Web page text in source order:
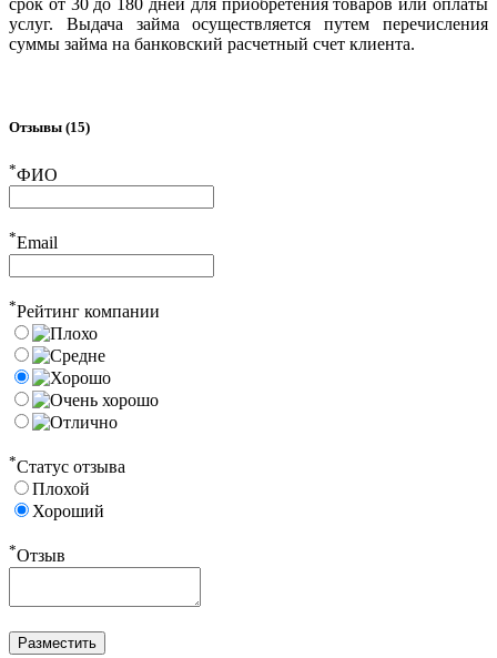
услуг. Выдача займа осуществляется путем перечисления
суммы займа на банковский расчетный счет клиента.
Отзывы (15)
*ФИО
*Email
*Рейтинг компании
*Статус отзыва
Плохой
Хороший
*Отзыв